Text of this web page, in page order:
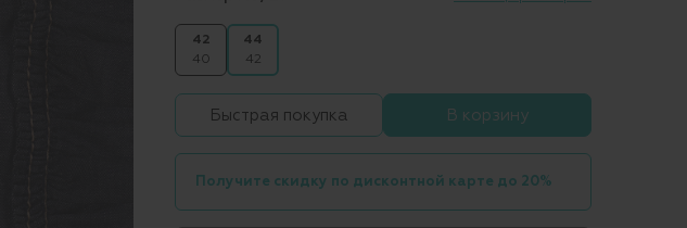
42
40
44
42
Быстрая покупка В корзину
Получите скидку по дисконтной карте до 20%